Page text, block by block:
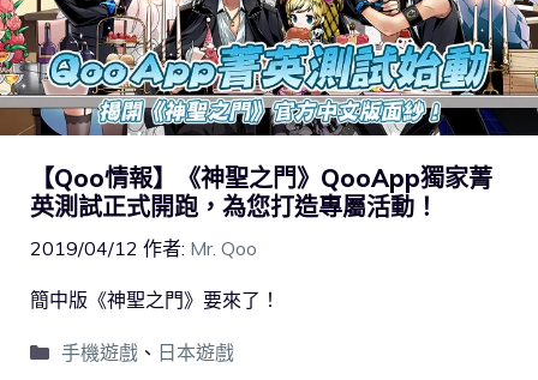
【Qoo情報】《神聖之門》QooApp獨家菁
英測試正式開跑，為您打造專屬活動！
2019/04/12 作者: Mr. Qoo
簡中版《神聖之門》要來了！
手機遊戲、 日本遊戲